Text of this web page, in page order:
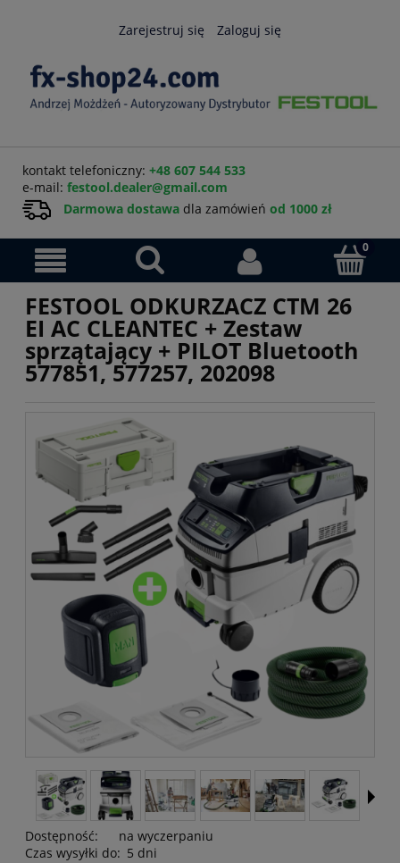
Zarejestruj się Zaloguj się
kontakt telefoniczny: +48 607 544 533
e-mail: festool.dealer@gmail.com
Darmowa dostawa dla zamówień od 1000 zł
FESTOOL ODKURZACZ CTM 26
EI AC CLEANTEC + Zestaw
sprzątający + PILOT Bluetooth
577851, 577257, 202098
Dostępność:
na wyczerpaniu
Czas wysyłki do: 5 dni